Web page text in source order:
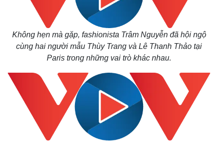
Không hẹn mà gặp, fashionista Trâm Nguyễn đã hội ngộ
cùng hai người mẫu Thùy Trang và Lê Thanh Thảo tại
Paris trong những vai trò khác nhau.